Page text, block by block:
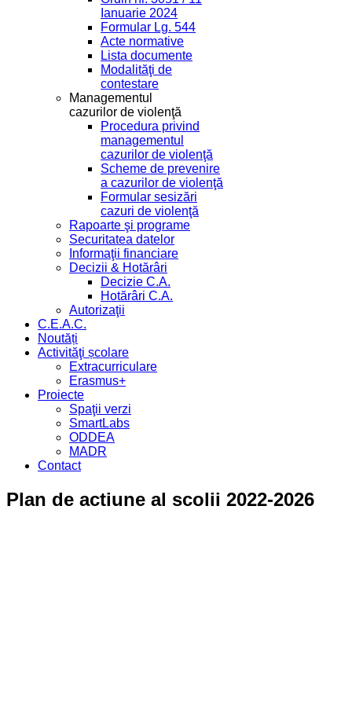
Ianuarie 2024
Formular Lg. 544
Acte normative
Lista documente
Modalităţi de
contestare
Managementul
cazurilor de violenţă
Procedura privind
managementul
cazurilor de violenţă
Scheme de prevenire
a cazurilor de violenţă
Formular sesizări
cazuri de violenţă
Rapoarte şi programe
Securitatea datelor
Informaţii financiare
Decizii & Hotărâri
Decizie C.A.
Hotărâri C.A.
Autorizaţii
C.E.A.C.
Noutăți
Activităţi școlare
Extracurriculare
Erasmus+
Proiecte
Spaţii verzi
SmartLabs
ODDEA
MADR
Contact
Plan de actiune al scolii 2022-2026